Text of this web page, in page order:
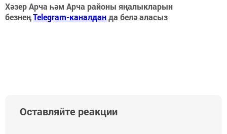
Хәзер Арча һәм Арча районы яңалыкларын
безнеңTelegram-каналданда белә аласыз
Оставляйте реакции